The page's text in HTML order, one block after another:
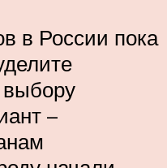
в России пока
–